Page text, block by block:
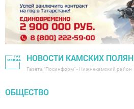
НОВОСТИ КАМСКИХ ПОЛЯН
Газета "Посинформ" - Нижнекамский район
ОБЩЕСТВО